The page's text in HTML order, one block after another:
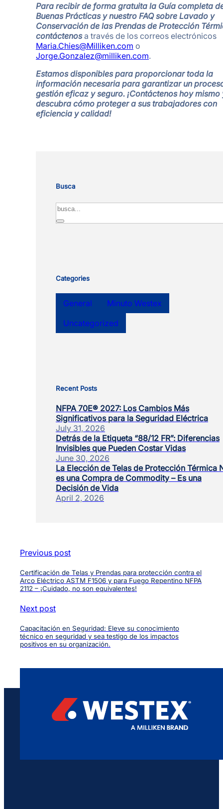
Para recibir de forma gratuita la Guía completa
Buenas Prácticas y nuestro FAQ sobre Lavado y
Conservación de las Prendas de Protección
contáctenosa través de los correos electrónicos
Maria.Chies@Milliken.com o
Jorge.Gonzalez@milliken.com.
Estamos disponibles para proporcionar toda la
información necesaria para garantizar un
gestión eficaz y seguro. ¡Contáctenos hoy mismo
descubra cómo proteger a sus trabajadores con
eficiencia y calidad!
Busca
Search
Categories
General
Minuto Westex
Uncategorized
Recent Posts
NFPA 70E® 2027: Los Cambios Más
Significativos para la Seguridad Eléctrica
July 31, 2026
Detrás de la Etiqueta “88/12 FR”: Diferencias
Invisibles que Pueden Costar Vidas
June 30, 2026
La Elección de Telas de Protección Térmica
es una Compra de Commodity – Es una
Decisión de Vida
April 2, 2026
Previous post
Certificación de Telas y Prendas para protección contra el
Arco Eléctrico ASTM F1506 y para Fuego Repentino NFPA
2112 – ¡Cuidado, no son equivalentes!
Next post
Capacitación en Seguridad: Eleve su conocimiento
técnico en seguridad y sea testigo de los impactos
positivos en su organización.